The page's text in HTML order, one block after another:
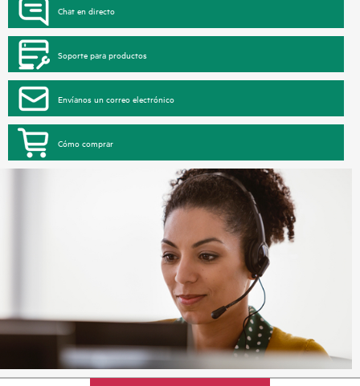
Chat en directo
Soporte para productos
Envíanos un correo electrónico
Cómo comprar